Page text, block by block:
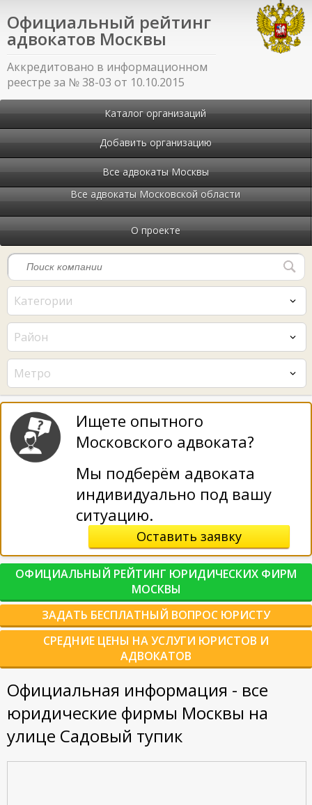
Официальный рейтинг
адвокатов Москвы
Аккредитовано в информационном
реестре за № 38-03 от 10.10.2015
Каталог организаций
Добавить организацию
Все адвокаты Москвы
Все адвокаты Московской области
О проекте
Категории
Район
Метро
Ищете опытного
Московского адвоката?
Мы подберём адвоката
индивидуально под вашу
ситуацию.
Оставить заявку
ОФИЦИАЛЬНЫЙ РЕЙТИНГ ЮРИДИЧЕСКИХ ФИРМ
МОСКВЫ
ЗАДАТЬ БЕСПЛАТНЫЙ ВОПРОС ЮРИСТУ
СРЕДНИЕ ЦЕНЫ НА УСЛУГИ ЮРИСТОВ И
АДВОКАТОВ
Официальная информация - все
юридические фирмы Москвы на
улице Садовый тупик